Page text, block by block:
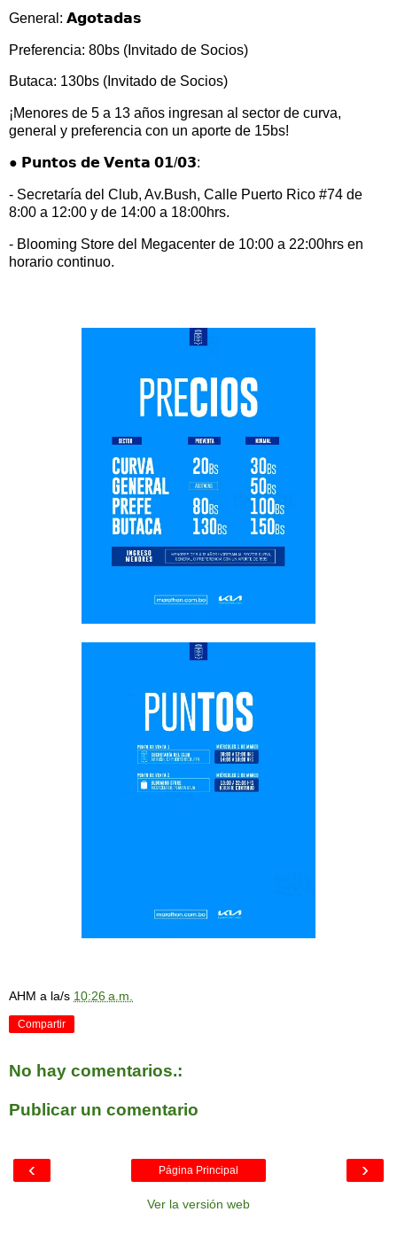
General: 𝗔𝗴𝗼𝘁𝗮𝗱𝗮𝘀
Preferencia: 80bs (Invitado de Socios)
Butaca: 130bs (Invitado de Socios)
¡Menores de 5 a 13 años ingresan al sector de curva,
general y preferencia con un aporte de 15bs!
● 𝗣𝘂𝗻𝘁𝗼𝘀 𝗱𝗲 𝗩𝗲𝗻𝘁𝗮 𝟬𝟭/𝟬𝟯:
- Secretaría del Club, Av.Bush, Calle Puerto Rico #74 de
8:00 a 12:00 y de 14:00 a 18:00hrs.
- Blooming Store del Megacenter de 10:00 a 22:00hrs en
horario continuo.
AHM a la/s 10:26 a.m.
Compartir
No hay comentarios.:
Publicar un comentario
‹ ›
Página Principal
Ver la versión web